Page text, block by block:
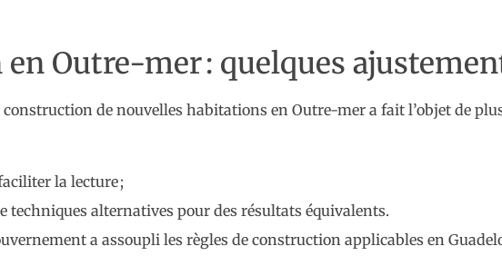
Outre-mer : quelques
de nouvelles habitations en Outre-mer a fait l’objet de
la lecture ;
techniques alternatives pour des résultats équivalents.
a assoupli les règles de construction applicables en